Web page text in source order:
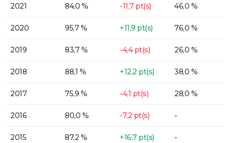
2021 84,0 % -11,7 pt(s) 46,0 %
2020 95,7 % +11,9 pt(s) 76,0 %
2019 83,7 % -4,4 pt(s) 26,0 %
2018 88,1 % +12,2 pt(s) 38,0 %
2017 75,9 % -4,1 pt(s) 28,0 %
2016 80,0 % -7,2 pt(s) -
2015 87,2 % +16,7 pt(s) -